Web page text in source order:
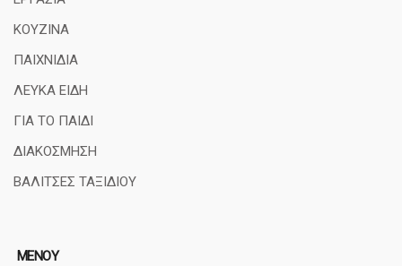
ΚΟΥΖΙΝΑ
ΠΑΙΧΝΙΔΙΑ
ΛΕΥΚΑ ΕΙΔΗ
ΓΙΑ ΤΟ ΠΑΙΔΙ
ΔΙΑΚΟΣΜΗΣΗ
ΒΑΛΙΤΣΕΣ ΤΑΞΙΔΙΟΥ
ΜΕΝΟΥ